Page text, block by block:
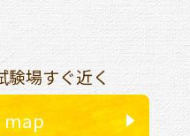
験場すぐ近く
map